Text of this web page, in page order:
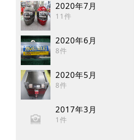
2020年7月
11件
2020年6月
8件
2020年5月
8件
2017年3月
1件